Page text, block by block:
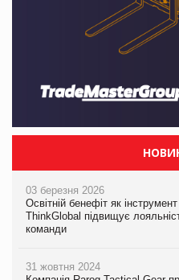
03 березня 2026
Освітній бенефіт як
ThinkGlobal підвищує
команди
31 жовтня 2024